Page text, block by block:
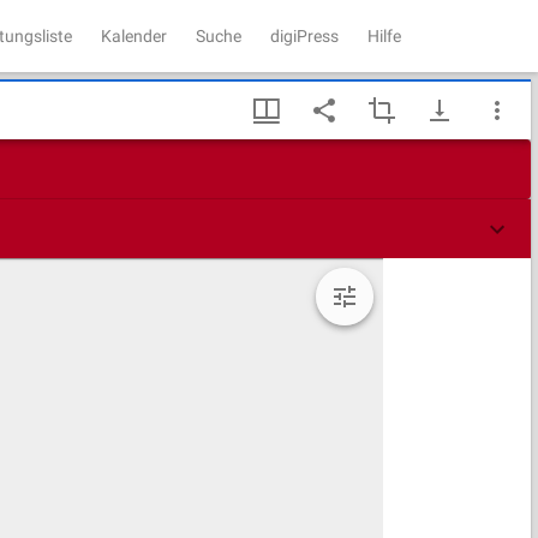
Kalender Suche digiPress Hilfe